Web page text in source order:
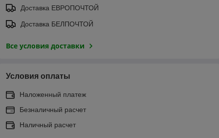
Доставка ЕВРОПОЧТОЙ
Доставка БЕЛПОЧТОЙ
Все условия доставки
Условия оплаты
Наложенный платеж
Безналичный расчет
Наличный расчет